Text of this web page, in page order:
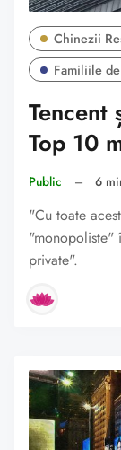
Chinezii
Familiile
Tencent
Top 10
Public – 6
"Cu toate
"monopoliste"
private".